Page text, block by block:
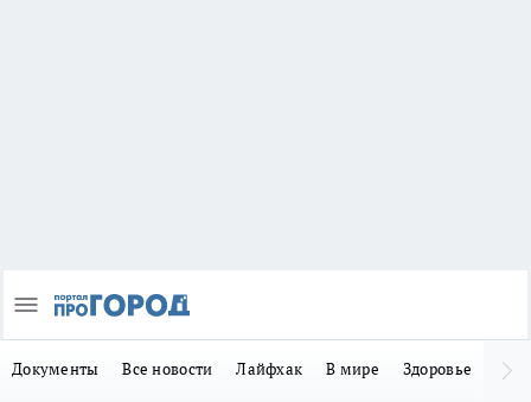
Документы Все новости Лайфхак В мире Здоровье